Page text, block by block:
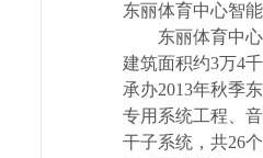
东丽体育中心智
东丽体育中心
建筑面积约3万4
承办2013年秋季
专用系统工程、
干子系统，共26